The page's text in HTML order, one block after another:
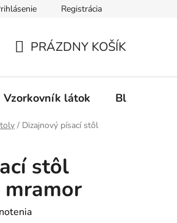
údajov Spôsob platby
Registrácia
KOŠÍK
PRÁZDNY KOŠÍK
Vzorkovník látok Blog
/ Dizajnový písací stôl
stôl
mramor